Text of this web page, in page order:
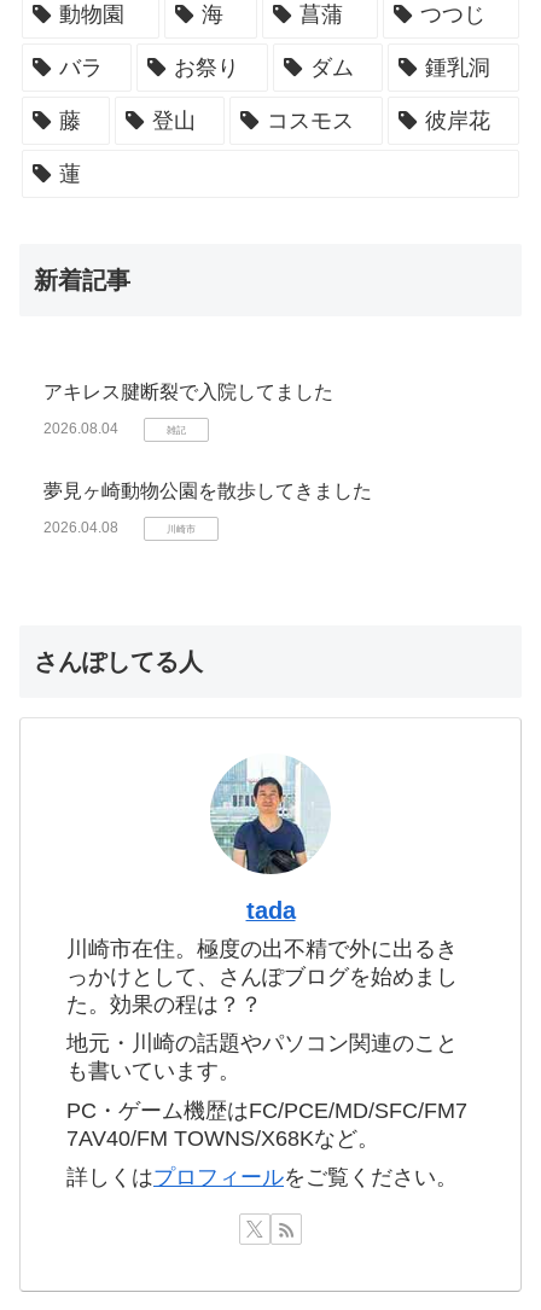
動物園 海 菖蒲 つつじ
バラ お祭り ダム 鍾乳洞
藤 登山 コスモス 彼岸花
蓮
新着記事
アキレス腱断裂で入院してました
2026.08.04 雑記
夢見ヶ崎動物公園を散歩してきました
2026.04.08 川崎市
さんぽしてる人
tada
川崎市在住。極度の出不精で外に出るき
っかけとして、さんぽブログを始めまし
た。効果の程は？？
地元・川崎の話題やパソコン関連のこと
も書いています。
PC・ゲーム機歴はFC/PCE/MD/SFC/FM7
7AV40/FM TOWNS/X68Kなど。
詳しくはプロフィールをご覧ください。